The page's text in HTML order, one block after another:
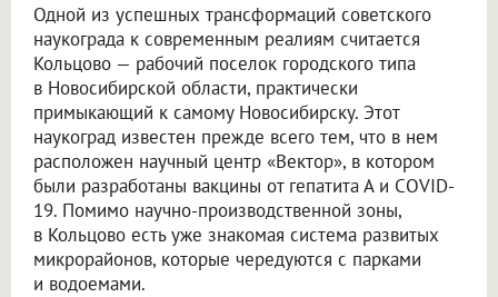
Одной из успешных трансформаций советского
наукограда к современным реалиям считается
Кольцово — рабочий поселок городского типа
в Новосибирской области, практически
примыкающий к самому Новосибирску. Этот
наукоград известен прежде всего тем, что в нем
расположен научный центр «Вектор», в котором
были разработаны вакцины от гепатита А и COVID-
19. Помимо научно-производственной зоны,
в Кольцово есть уже знакомая система развитых
микрорайонов, которые чередуются с парками
и водоемами.